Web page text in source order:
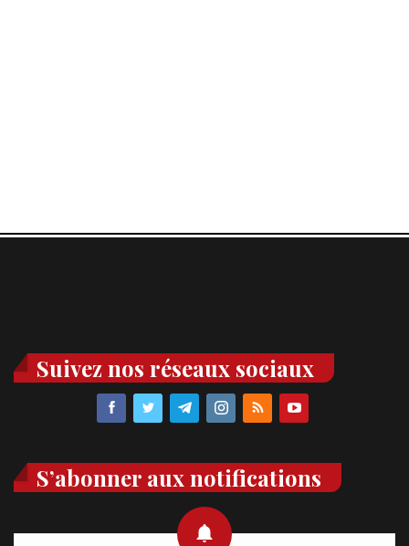
Suivez nos réseaux sociaux
S’abonner aux notifications